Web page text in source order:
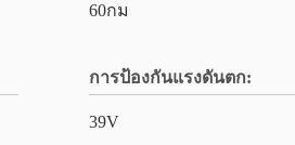
60กม
การป้องกันแรงดันตก:
39V